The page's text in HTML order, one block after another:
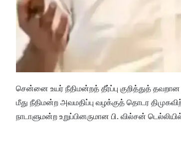
சென்னை உயர் நீதிமன்றத் தீர்ப்பு குறித்துத்
மீது நீதிமன்ற அவமதிப்பு வழக்குத் தொடர
நாடாளுமன்ற உறுப்பினருமான பி. வில்சன் டெல்லியில்